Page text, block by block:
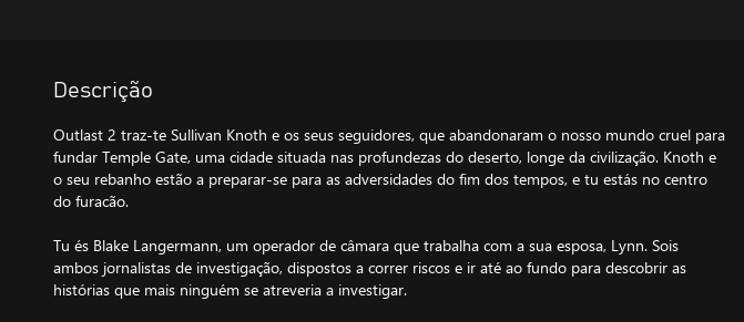
Descrição
Outlast 2 traz-te Sullivan Knoth e os seus seguidores, que abandonaram o nosso mundo cruel para
fundar Temple Gate, uma cidade situada nas profundezas do deserto, longe da civilização. Knoth e
o seu rebanho estão a preparar-se para as adversidades do fim dos tempos, e tu estás no centro
do furacão.
Tu és Blake Langermann, um operador de câmara que trabalha com a sua esposa, Lynn. Sois
ambos jornalistas de investigação, dispostos a correr riscos e ir até ao fundo para descobrir as
histórias que mais ninguém se atreveria a investigar.